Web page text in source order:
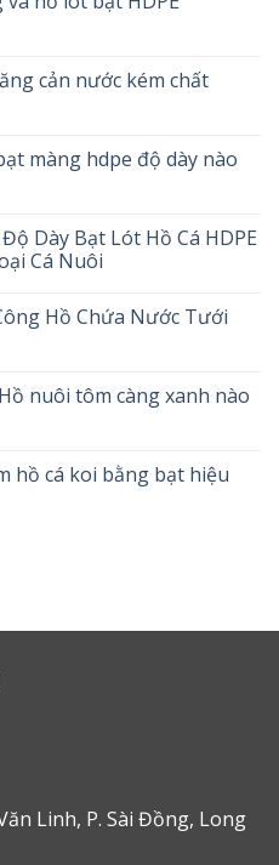
cản nước kém chất
màng hdpe độ dày nào
Dày Bạt Lót Hồ Cá HDPE
Cá Nuôi
Hồ Chứa Nước Tưới
nuôi tôm càng xanh nào
hồ cá koi bằng bạt hiệu
Linh, P. Sài Đồng, Long